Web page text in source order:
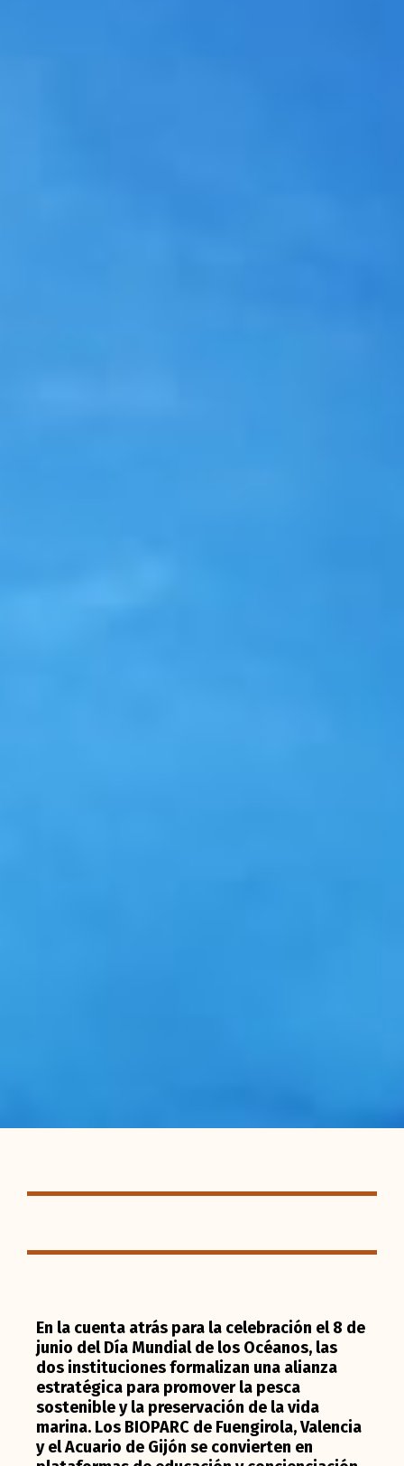
En la cuenta atrás para la celebración el 8 de
junio del Día Mundial de los Océanos, las
dos instituciones formalizan una alianza
estratégica para promover la pesca
sostenible y la preservación de la vida
marina. Los BIOPARC de Fuengirola, Valencia
y el Acuario de Gijón se convierten en